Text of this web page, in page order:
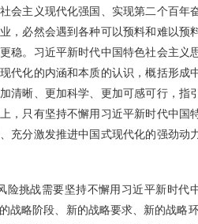
会主义现代化强国、实现第二个百
，必然会遇到各种可以预料和难以
稳。习近平新时代中国特色社会主
代化的内涵和本质的认识，概括形
清晰、更加科学、更加可感可行，
，只有坚持不懈用习近平新时代中
充分激发推进中国式现代化的强劲
险挑战需要坚持不懈用习近平新时代
战略阶段、新的战略要求、新的战略